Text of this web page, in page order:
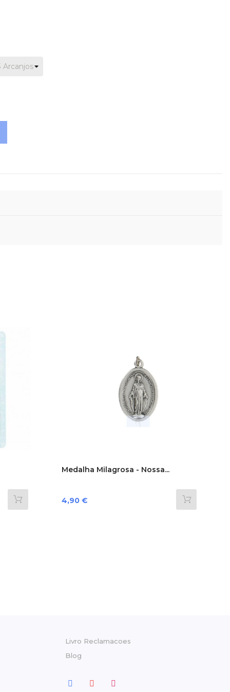
Medalha Milagrosa - Nossa...
Preço
4,90 €
Livro Reclamacoes
Blog